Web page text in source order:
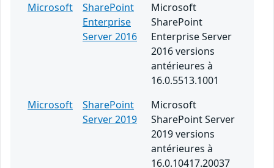
Microsoft
SharePoint
Enterprise
Server 2016
Microsoft
SharePoint
Enterprise Server
2016 versions
antérieures à
16.0.5513.1001
Microsoft
SharePoint
Server 2019
Microsoft
SharePoint Server
2019 versions
antérieures à
16.0.10417.20037